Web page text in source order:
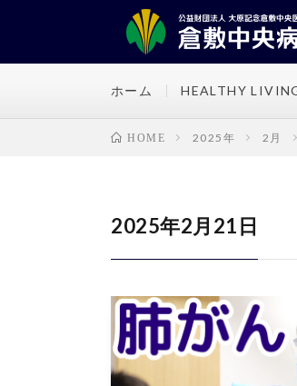
ホーム HEALTHY
HOME 2025年 2月
2025年2月21日